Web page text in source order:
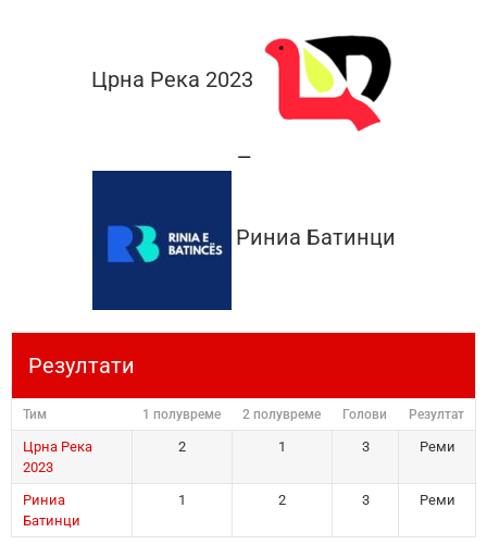
Црна Река 2023
—
Риниа Батинци
Резултати
Тим 1 полувреме 2 полувреме Голови Резултат
Црна Река
2023
2 1 3 Реми
Риниа
Батинци
1 2 3 Реми